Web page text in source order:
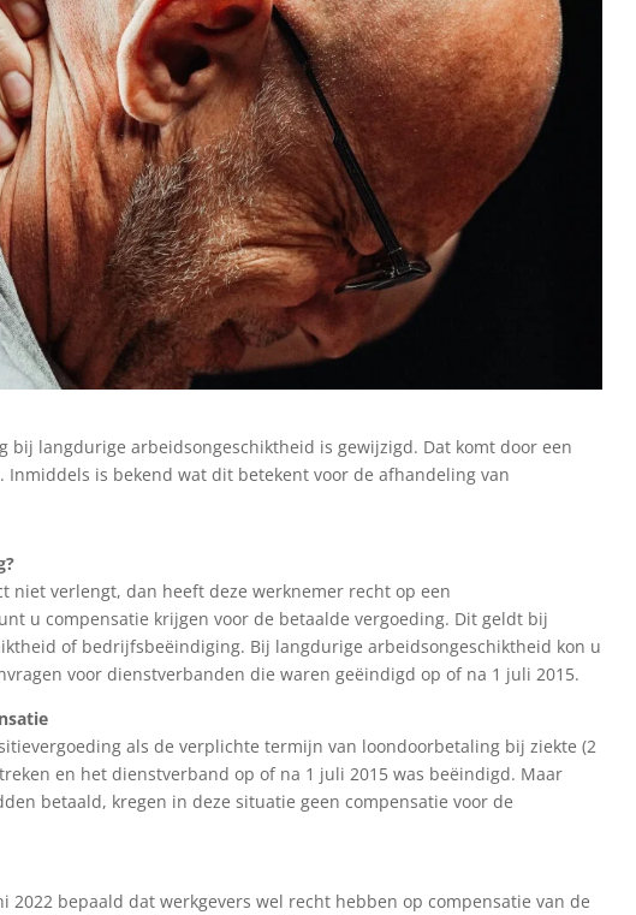
bij langdurige arbeidsongeschiktheid is gewijzigd. Dat komt door een
Inmiddels is bekend wat dit betekent voor de afhandeling van
niet verlengt, dan heeft deze werknemer recht op een
u compensatie krijgen voor de betaalde vergoeding. Dit geldt bij
of bedrijfsbeëindiging. Bij langdurige arbeidsongeschiktheid kon u
voor dienstverbanden die waren geëindigd op of na 1 juli 2015.
als de verplichte termijn van loondoorbetaling bij ziekte (2
en het dienstverband op of na 1 juli 2015 was beëindigd. Maar
betaald, kregen in deze situatie geen compensatie voor de
2022 bepaald dat werkgevers wel recht hebben op compensatie van de